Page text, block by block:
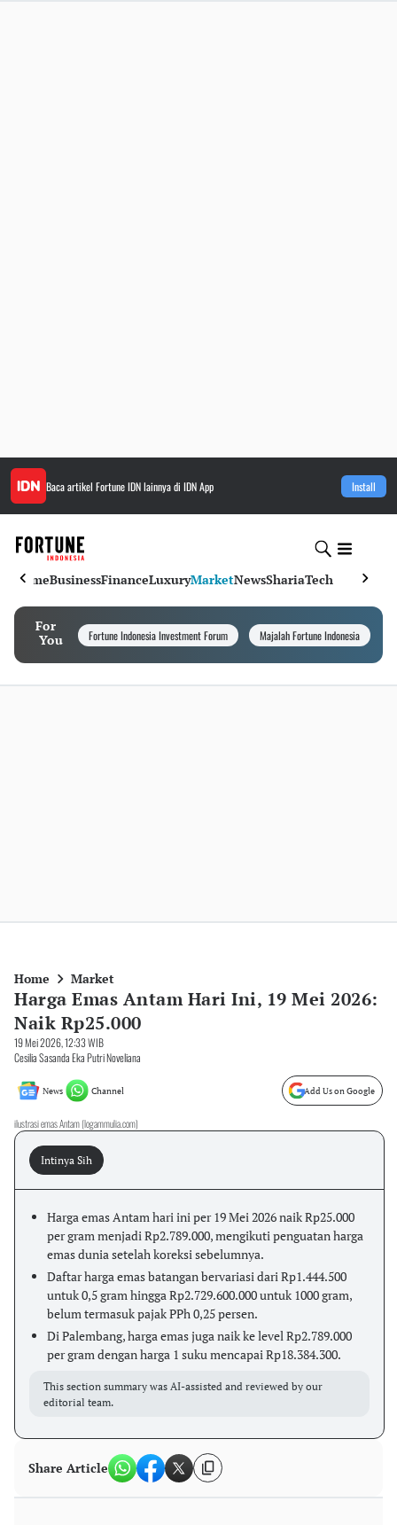
Baca artikel Fortune IDNlainnya di IDN App Install
HomeBusinessFinanceLuxuryMarketNewsShariaTech
For
You
Fortune Indonesia Investment Forum Majalah Fortune Indonesia
Home Market
Harga Emas Antam Hari Ini, 19 Mei 2026:
Naik Rp25.000
19 Mei 2026, 12:33 WIB
Cesilia Sasanda Eka Putri Noveliana
News Channel Add Us on Google
ilustrasi emas Antam (logammulia.com)
Intinya Sih
Harga emas Antam hari ini per 19 Mei 2026 naik Rp25.000
per gram menjadi Rp2.789.000, mengikuti penguatan harga
emas dunia setelah koreksi sebelumnya.
Daftar harga emas batangan bervariasi dari Rp1.444.500
untuk 0,5 gram hingga Rp2.729.600.000 untuk 1000 gram,
belum termasuk pajak PPh 0,25 persen.
Di Palembang, harga emas juga naik ke level Rp2.789.000
per gram dengan harga 1 suku mencapai Rp18.384.300.
This section summary was AI-assisted and reviewed by our
editorial team.
Share Article